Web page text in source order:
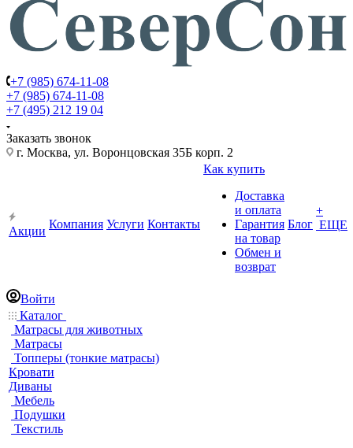
+7 (985) 674-11-08
+7 (985) 674-11-08
+7 (495) 212 19 04
Заказать звонок
г. Москва, ул. Воронцовская 35Б корп. 2
Акции
Компания Услуги Контакты
Как купить
Доставка
и оплата
Гарантия
на товар
Обмен и
возврат
Блог
+
ЕЩЕ
Войти
Каталог
Матрасы для животных
Матрасы
Топперы (тонкие матрасы)
Кровати
Диваны
Мебель
Подушки
Текстиль